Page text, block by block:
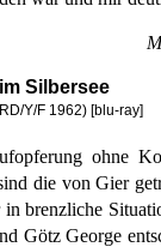
Silbersee
Y/F 1962) [blu-ray]
ohne
die von Gier
brenzliche
Götz George